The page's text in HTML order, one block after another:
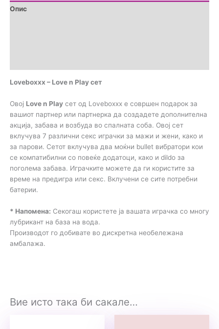
Опис
Loveboxxx – Love n Play сет
Овој Love n Play сет од Loveboxxx е совршен подарок за
вашиот партнер или партнерка да создадете дополнителна
акција, забава и возбуда во спалната соба. Овој сет
вклучува 7 различни секс играчки за мажи и жени, како и
за парови. Сетот вклучува два моќни bullet вибратори кои
се компатибилни со повеќе додатоци, како и dildo за
поголема забава. Играчките можете да ги користите за
време на предигра или секс. Вклучени се сите потребни
батерии.
* Напомена: Секогаш користете ја вашата играчка со многу
лубрикант на база на вода.
Производот го добивате во дискретна необележана
амбалажа.
Вие исто така би сакале…